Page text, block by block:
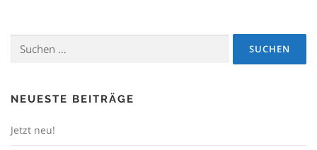
nach:
NEUESTE BEITRÄGE
Jetzt neu!